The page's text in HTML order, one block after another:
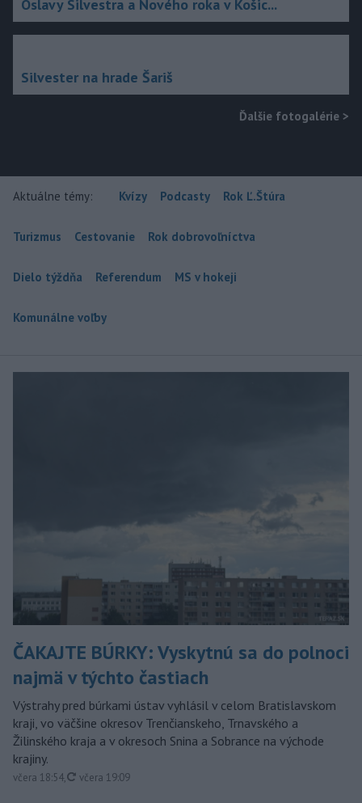
Oslavy Silvestra a Nového roka v Košic...
Silvester na hrade Šariš
Ďalšie fotogalérie >
Aktuálne témy: Kvízy Podcasty Rok Ľ.Štúra
Turizmus Cestovanie Rok dobrovoľníctva
Dielo týždňa Referendum MS v hokeji
Komunálne voľby
ČAKAJTE BÚRKY: Vyskytnú sa do polnoci
najmä v týchto častiach
Výstrahy pred búrkami ústav vyhlásil v celom Bratislavskom
kraji, vo väčšine okresov Trenčianskeho, Trnavského a
Žilinského kraja a v okresoch Snina a Sobrance na východe
krajiny.
včera 18:54, aktualizované
včera 19:09